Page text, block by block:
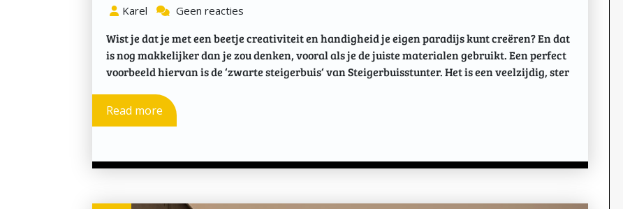
Karel Geen reacties
Wist je dat je met een beetje creativiteit en handigheid je eigen paradijs kunt creëren? En dat
is nog makkelijker dan je zou denken, vooral als je de juiste materialen gebruikt. Een perfect
voorbeeld hiervan is de ‘zwarte steigerbuis‘ van Steigerbuisstunter. Het is een veelzijdig, ster
Read more